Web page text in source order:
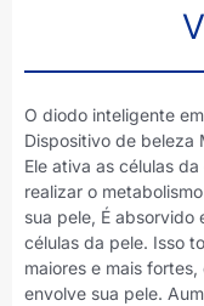
O diodo inteligente
Dispositivo de beleza
Ele ativa as células
realizar o
sua pele, É
células da pele. Isso
maiores e mais
envolve sua pele.